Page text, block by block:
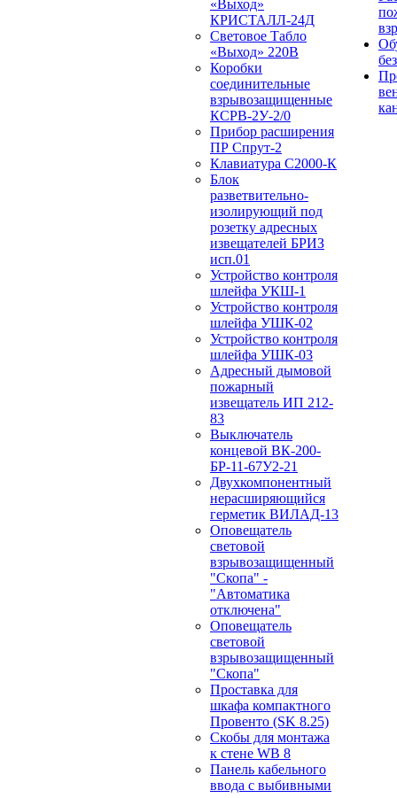
«Выход»
КРИСТАЛЛ-24Д
Световое Табло
«Выход» 220В
Коробки
соединительные
взрывозащищенные
КСРВ-2У-2/0
Прибор расширения
ПР Спрут-2
Клавиатура С2000-К
Блок
разветвительно-
изолирующий под
розетку адресных
извещателей БРИЗ
исп.01
Устройство контроля
шлейфа УКШ-1
Устройство контроля
шлейфа УШК-02
Устройство контроля
шлейфа УШК-03
Адресный дымовой
пожарный
извещатель ИП 212-
83
Выключатель
концевой ВК-200-
БР-11-67У2-21
Двухкомпонентный
нерасширяющийся
герметик ВИЛАД-13
Оповещатель
световой
взрывозащищенный
"Скопа" -
"Автоматика
отключена"
Оповещатель
световой
взрывозащищенный
"Скопа"
Проставка для
шкафа компактного
Провенто (SK 8.25)
Скобы для монтажа
к стене WB 8
Панель кабельного
ввода с выбивными